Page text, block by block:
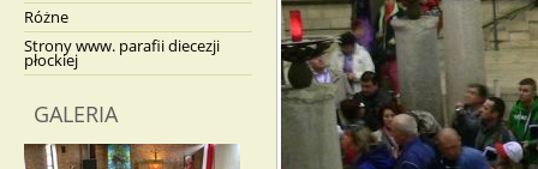
Różne
Strony www. parafii diecezji
płockiej
GALERIA